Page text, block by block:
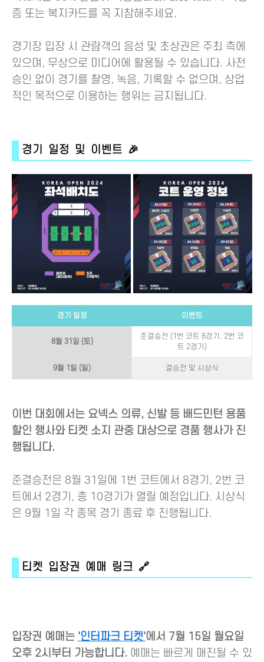
증 또는 복지카드를 꼭 지참해주세요.
경기장 입장 시 관람객의 음성 및 초상권은 주최 측에
있으며, 무상으로 미디어에 활용될 수 있습니다. 사전
승인 없이 경기를 촬영, 녹음, 기록할 수 없으며, 상업
적인 목적으로 이용하는 행위는 금지됩니다.
경기 일정 및 이벤트 🎉
경기 일정 이벤트
8월 31일 (토)
준결승전 (1번 코트 8경기, 2번 코
트 2경기)
9월 1일 (일) 결승전 및 시상식
이번 대회에서는 요넥스 의류, 신발 등 배드민턴 용품
할인 행사와 티켓 소지 관중 대상으로 경품 행사가 진
행됩니다.
준결승전은 8월 31일에 1번 코트에서 8경기, 2번 코
트에서 2경기, 총 10경기가 열릴 예정입니다. 시상식
은 9월 1일 각 종목 경기 종료 후 진행됩니다.
티켓 입장권 예매 링크 🔗
입장권 예매는 '인터파크 티켓'에서 7월 15일 월요일
오후 2시부터 가능합니다. 예매는 빠르게 매진될 수 있